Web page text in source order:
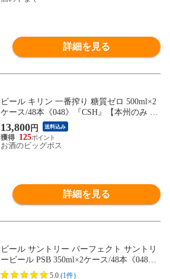
詳細を見る
ビール キリン 一番搾り 糖質ゼロ 500ml×2
ケース/48本《048》『CSH』【本州のみ 送
料無料】
13,800円 送料込み
125
お酒のビッグボス
詳細を見る
ビール サントリー パーフェクト サントリ
ービール PSB 350ml×2ケース/48本《048》
『IAS』【本州のみ 送料無料】
5.0 (1件)